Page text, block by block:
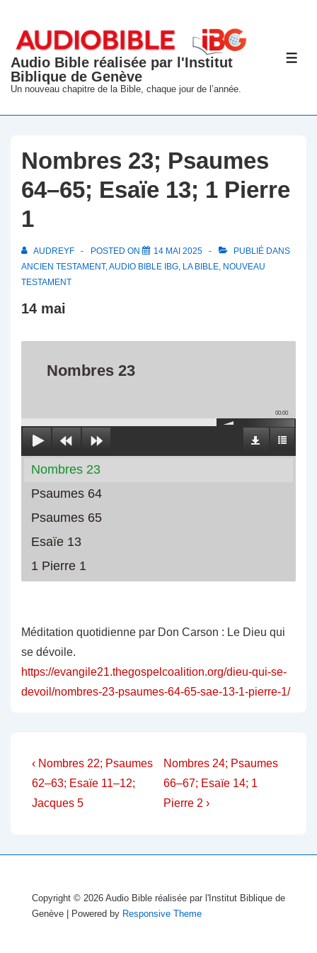
passer
contenu
principal
Audio Bible réalisée par l'Institut
Biblique de Genève
Un nouveau chapitre de la Bible, chaque jour de l’année.
Nombres 23; Psaumes
64–65; Esaïe 13; 1 Pierre
1
AUDREYF POSTED ON 14 MAI 2025
PUBLIÉ DANS
ANCIEN TESTAMENT,AUDIO BIBLE IBG, LA BIBLE, NOUVEAU
TESTAMENT
14 mai
Nombres 23
00:00
Nombres 23
Psaumes 64
Psaumes 65
Esaïe 13
1 Pierre 1
Méditation quotidienne par Don Carson : Le Dieu qui
se dévoile.
https://evangile21.thegospelcoalition.org/dieu-qui-se-
devoil/nombres-23-psaumes-64-65-sae-13-1-pierre-1/
Navigation
de
l’article
Previous
Post
is
‹ Nombres 22; Psaumes
62–63; Esaïe 11–12;
Jacques 5
Next
Post
is
Nombres 24; Psaumes
66–67; Esaïe 14; 1
Pierre 2 ›
Copyright © 2026 Audio Bible réalisée par l'Institut Biblique de
Genève
| Powered by Responsive Theme